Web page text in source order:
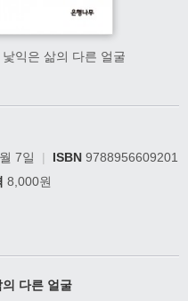
익은 삶의 다른 얼굴
7일 | ISBN 9788956609201
8,000원
다른 얼굴